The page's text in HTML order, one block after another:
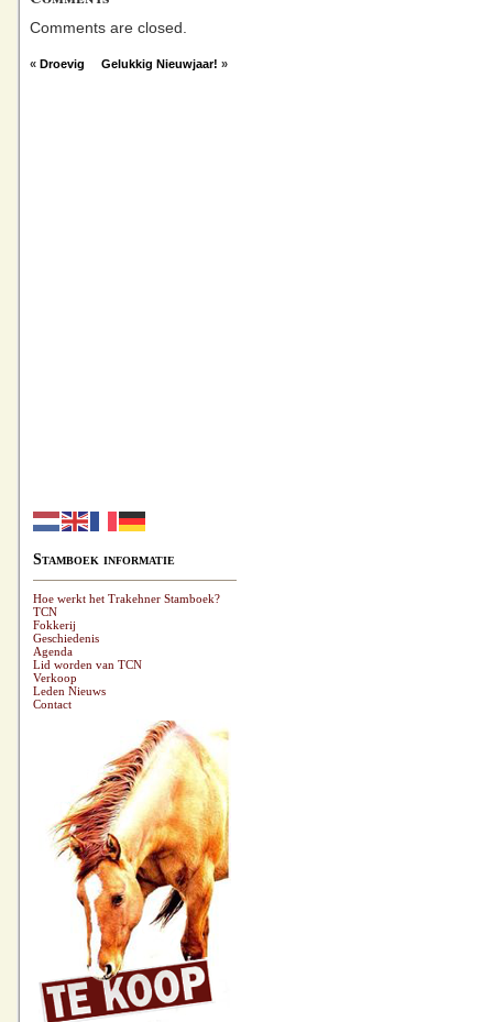
Comments are closed.
« Droevig Gelukkig Nieuwjaar! »
Stamboek informatie
Hoe werkt het Trakehner Stamboek?
TCN
Fokkerij
Geschiedenis
Agenda
Lid worden van TCN
Verkoop
Leden Nieuws
Contact